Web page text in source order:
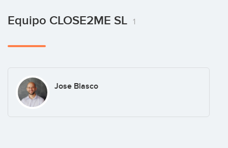
Equipo CLOSE2ME SL 1
Jose Blasco